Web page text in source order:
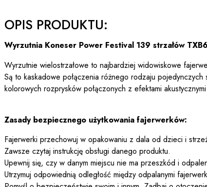
OPIS PRODUKTU:
Wyrzutnia Koneser Power Festival 139 strzałów
Wyrzutnie wielostrzałowe to najbardziej widowiskowe
Są to kaskadowe połączenia różnego rodzaju
kolorowych rozprysków połączonych z efektami
Zasady bezpiecznego użytkowania fajerwerków:
Fajerwerki przechowuj w opakowaniu z dala od dzieci i
Zawsze czytaj instrukcję obsługi danego produktu.
Upewnij się, czy w danym miejscu nie ma przeszkód i
Utrzymuj odpowiednią odległość między odpalanymi